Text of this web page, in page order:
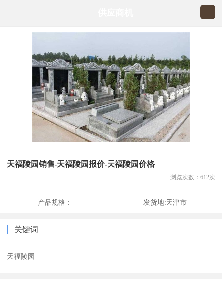
天福陵园销售-天福陵园报价-天福陵园价格
浏览次数： 612次
产品规格： 发货地:天津市
关键词
天福陵园